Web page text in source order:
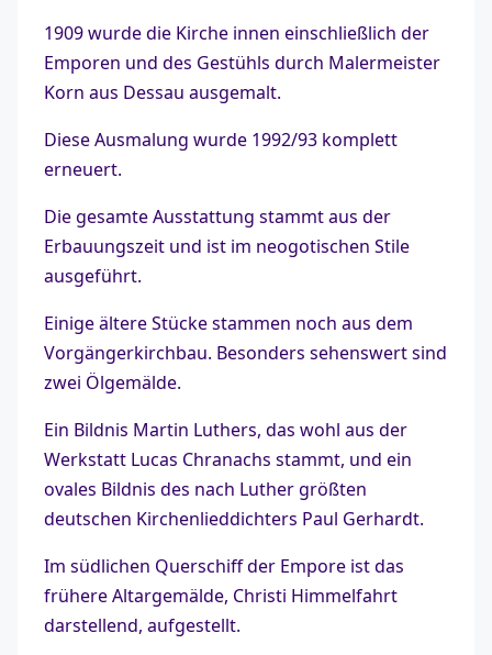
1909 wurde die Kirche innen einschließlich der
Emporen und des Gestühls durch Malermeister
Korn aus Dessau ausgemalt.
Diese Ausmalung wurde 1992/93 komplett
erneuert.
Die gesamte Ausstattung stammt aus der
Erbauungszeit und ist im neogotischen Stile
ausgeführt.
Einige ältere Stücke stammen noch aus dem
Vorgängerkirchbau. Besonders sehenswert sind
zwei Ölgemälde.
Ein Bildnis Martin Luthers, das wohl aus der
Werkstatt Lucas Chranachs stammt, und ein
ovales Bildnis des nach Luther größten
deutschen Kirchenlieddichters Paul Gerhardt.
Im südlichen Querschiff der Empore ist das
frühere Altargemälde, Christi Himmelfahrt
darstellend, aufgestellt.